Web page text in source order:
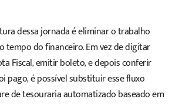
dessa jornada é eliminar o trabalho
tempo do financeiro. Em vez de digitar
Fiscal, emitir boleto, e depois conferir
pago, é possível substituir esse fluxo
de tesourariaautomatizado baseado em